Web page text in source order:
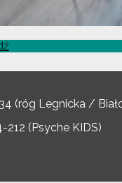
(róg Legnicka /
212 (Psyche KIDS)